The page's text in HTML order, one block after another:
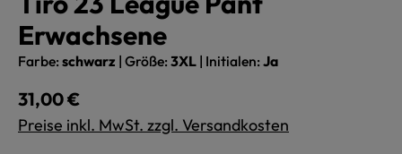
Erwachsene
Farbe: schwarz | Größe: 3XL | Initialen: Ja
Regulärer Preis:
31,00 €
Preise inkl. MwSt. zzgl. Versandkosten